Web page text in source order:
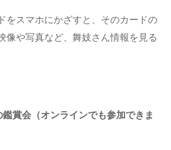
をスマホにかざすと、そのカードの
像や写真など、舞妓さん情報を見る
賞会（オンラインでも参加できま